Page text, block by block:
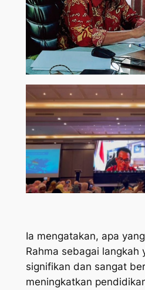
Ia mengatakan, apa
Rahma sebagai langkah
signifikan dan sangat
meningkatkan